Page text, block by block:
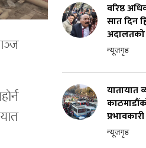
वरिष्ठ
सात दिन
न्यूजगृह
यातायात
न्यूजगृह